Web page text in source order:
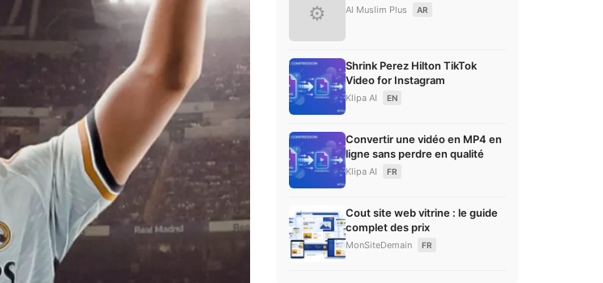
⚙ Al Muslim Plus AR
Shrink Perez Hilton TikTok
Video for Instagram
Klipa AI EN
Convertir une vidéo en MP4 en
ligne sans perdre en qualité
Klipa AI FR
Cout site web vitrine : le guide
complet des prix
MonSiteDemain FR